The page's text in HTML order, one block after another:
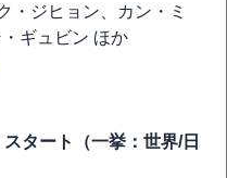
・ジヒョン、カン・ミ
ギュビン ほか
タート（一挙：世界/日